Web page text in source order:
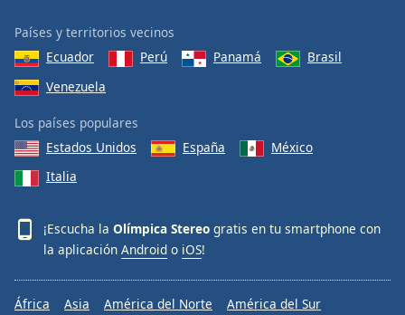
Países y territorios vecinos
Ecuador
Perú Panamá
Brasil
Venezuela
Los países populares
Estados Unidos
España
México
Italia
¡Escucha la Olímpica Stereo gratis en tu smartphone con
la aplicación Android o iOS!
África Asia América del Norte América del Sur